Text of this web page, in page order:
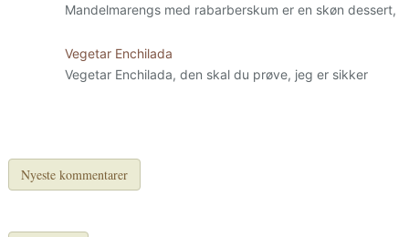
Mandelmarengs med rabarberskum er en skøn dessert,
Vegetar Enchilada
Vegetar Enchilada, den skal du prøve, jeg er sikker
Nyeste kommentarer